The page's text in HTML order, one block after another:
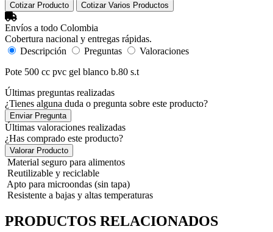
Cotizar Producto Cotizar Varios Productos
Envíos a todo Colombia
Cobertura nacional y entregas rápidas.
Descripción
Preguntas
Valoraciones
Pote 500 cc pvc gel blanco b.80 s.t
Últimas preguntas realizadas
¿Tienes alguna duda o pregunta sobre este producto?
Enviar Pregunta
Últimas valoraciones realizadas
¿Has comprado este producto?
Valorar Producto
Material seguro para alimentos
Reutilizable y reciclable
Apto para microondas (sin tapa)
Resistente a bajas y altas temperaturas
PRODUCTOS RELACIONADOS